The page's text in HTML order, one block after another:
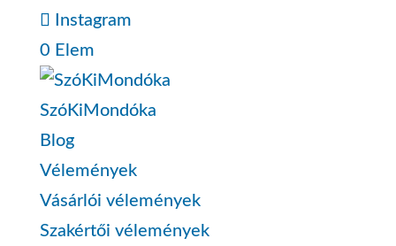
Instagram
0 Elem
SzóKiMondóka
Blog
Vélemények
Vásárlói vélemények
Szakértői vélemények